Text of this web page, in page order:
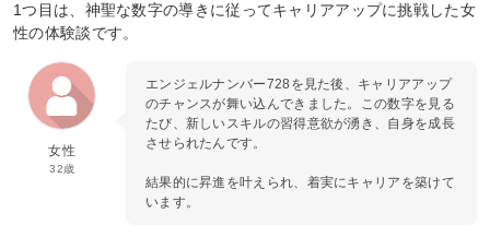
1つ目は、神聖な数字の導きに従ってキャリアアップに挑戦した女
性の体験談です。
女性
32歳
エンジェルナンバー728を見た後、キャリアアップ
のチャンスが舞い込んできました。この数字を見る
たび、新しいスキルの習得意欲が湧き、自身を成長
させられたんです。
結果的に昇進を叶えられ、着実にキャリアを築けて
います。